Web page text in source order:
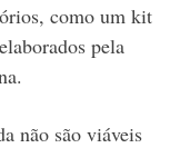
como um kit
pela
não são viáveis